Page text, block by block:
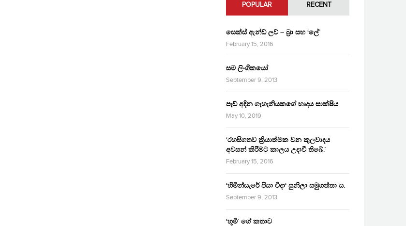
POPULAR RECENT
සෙක්ස් ඇන්ඩ් ලව් – බ්‍රා සහ ‘ලේ’
February 15, 2016
සම ලිංගිකයෝ
September 9, 2013
පෑඩ් අඳින ගැහැනියකගේ හෘදය සාක්ෂිය
May 10, 2019
‘රහසිගතව ක්‍රියාත්මක වන කුලවාදය
අවසන් කිරීමට කාලය උදාවී තිබේ.’
February 15, 2016
‘හිමින්සැරේ පියා විදා‘ සුනිලා සමුගත්තා ය.
September 9, 2013
‘භූමි’ ගේ කතාව